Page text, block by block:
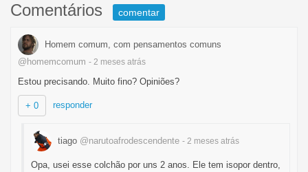
Comentários comentar
Homem comum, com pensamentos comuns
@homemcomum - 2 meses atrás
Estou precisando. Muito fino? Opiniões?
+ 0 responder
tiago @narutoafrodescendente - 2 meses atrás
Opa, usei esse colchão por uns 2 anos. Ele tem isopor dentro,